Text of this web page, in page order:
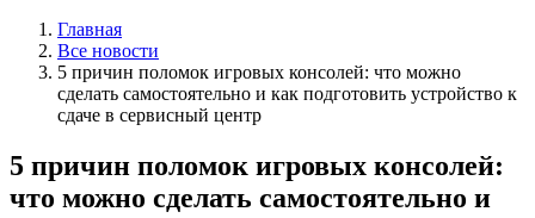
Главная
Все новости
5 причин поломок игровых консолей: что можно
сделать самостоятельно и как подготовить устройство к
сдаче в сервисный центр
5 причин поломок игровых консолей:
что можно сделать самостоятельно и